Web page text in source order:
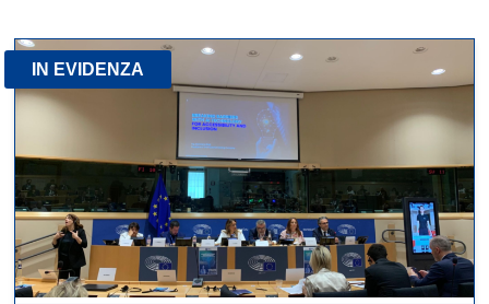
IN EVIDENZA